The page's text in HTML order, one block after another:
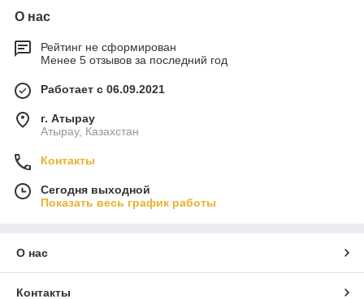
О нас
Рейтинг не сформирован
Менее 5 отзывов за последний год
Работает с 06.09.2021
г. Атырау
Атырау, Казахстан
Контакты
Сегодня выходной
Показать весь график работы
О нас
Контакты